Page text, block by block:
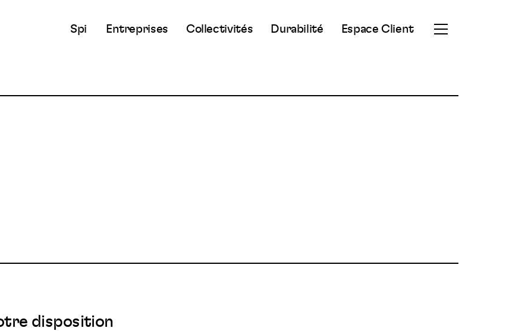
Spi Entreprises Collectivités Durabilité Espace Client
Ouvrir
disposition